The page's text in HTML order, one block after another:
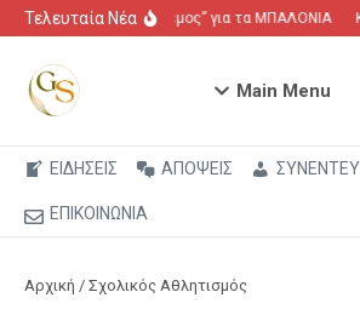
Μετάβαση στο περιεχόμενο
Τελευταία Νέα“Πόλεμος” για τα ΜΠΑΛΟΝΙΑ
Main Menu
ΕΙΔΗΣΕΙΣ ΑΠΟΨΕΙΣ
ΕΠΙΚΟΙΝΩΝΙΑ
Αρχική / Σχολικός Αθλητισμός